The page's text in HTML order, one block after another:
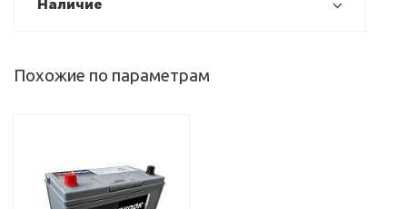
Наличие
Похожие по параметрам